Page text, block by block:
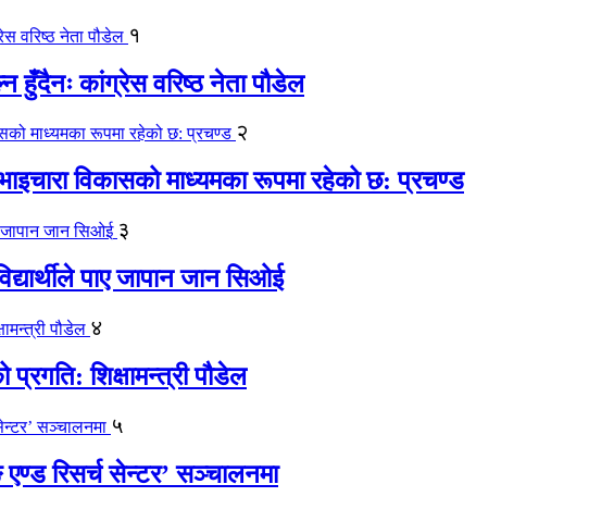
१
हुँदैनः कांग्रेस वरिष्ठ नेता पौडेल
२
विकासको माध्यमका रूपमा रहेको छ: प्रचण्ड
३
पाए जापान जान सिओई
४
प्रगति: शिक्षामन्त्री पौडेल
५
रिसर्च सेन्टर’ सञ्चालनमा